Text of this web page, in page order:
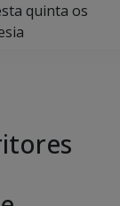
quinta os